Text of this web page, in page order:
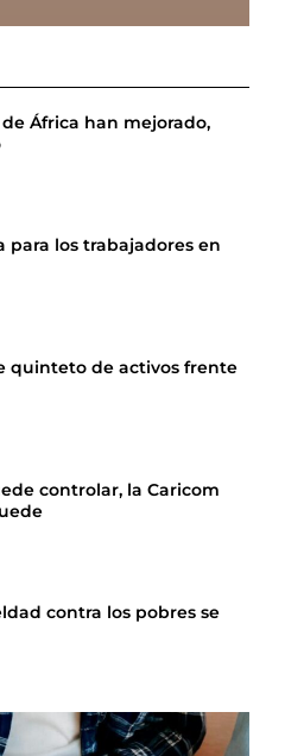
África han mejorado,
para los trabajadores en
quinteto de activos frente
controlar, la Caricom
contra los pobres se